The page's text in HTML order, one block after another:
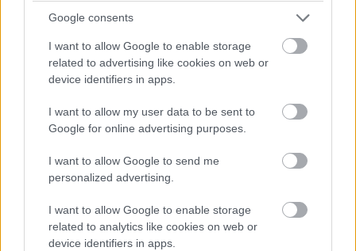
Google consents
I want to allow Google to enable storage
related to advertising like cookies on web or
device identifiers in apps.
I want to allow my user data to be sent to
Google for online advertising purposes.
I want to allow Google to send me
personalized advertising.
I want to allow Google to enable storage
related to analytics like cookies on web or
device identifiers in apps.
várható volt, hogy kiélezett lesz a fejlesztési háború a csapatok
között. A szezon első felében láthattunk is több nagy fejlesztési
csomagot az istállók többségénél, ezek pedig rendszerint
valóban előrelépést is jelentettek (talán a Haas és a Williams
jelentik a kivételt). A Red Bullnál is működött például a
Mekies csapatfőnök szerint az évad hátralévő részében már
lassulni fog a fejlesztési ütemük, részben azért, mert a
költségeket meg kell osztani a 2027-es autó munkálatai között
„Nem tudom, a többiekkel mi a helyzet, de az biztos, hogy egy
a jövő év között. Arra számítok, hogy ez hamarabb meg fog
történni, mint tavaly. Szóval főleg a szabályzat fényében
dönteni fogunk” – idézi Mekiest a Crash.net. „Ami minket illet,